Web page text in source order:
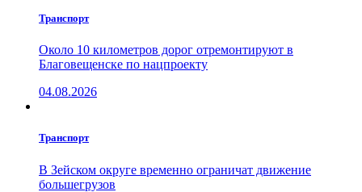
Транспорт
Около 10 километров дорог отремонтируют в
Благовещенске по нацпроекту
04.08.2026
Транспорт
В Зейском округе временно ограничат движение
большегрузов